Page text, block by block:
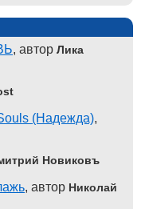
, автор Лика
(Надежда),
Новиковъ
, автор Николай